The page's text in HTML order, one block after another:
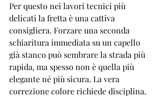
Per questo nei lavori tecnici più
delicati la fretta è una cattiva
consigliera. Forzare una seconda
schiaritura immediata su un capello
già stanco può sembrare la strada più
rapida, ma spesso non è quella più
elegante né più sicura. La vera
correzione colore richiede disciplina.